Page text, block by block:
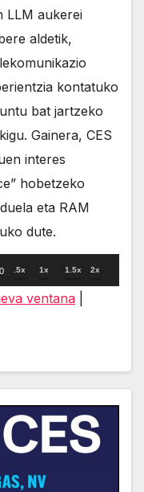
LLM aukerei
aldetik,
kontatuko
bat jartzeko
Gainera, CES
interes
hobetzeko
eta RAM
dute.
.5x 1x 1.5x 2x
ventana